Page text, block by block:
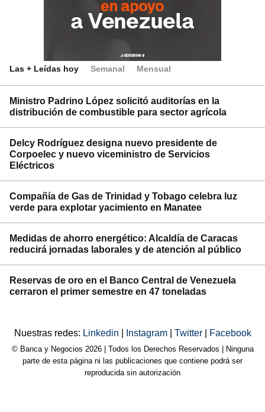
Las + Leídas hoy Semanal Mensual
Ministro Padrino López solicitó auditorías en la
distribución de combustible para sector agrícola
Delcy Rodríguez designa nuevo presidente de
Corpoelec y nuevo viceministro de Servicios
Eléctricos
Compañía de Gas de Trinidad y Tobago celebra luz
verde para explotar yacimiento en Manatee
Medidas de ahorro energético: Alcaldía de Caracas
reducirá jornadas laborales y de atención al público
Reservas de oro en el Banco Central de Venezuela
cerraron el primer semestre en 47 toneladas
Nuestras redes: Linkedin Instagram Twitter Facebook
© Banca y Negocios 2026 | Todos los Derechos Reservados | Ninguna
parte de esta página ni las publicaciones que contiene podrá ser
reproducida sin autorización